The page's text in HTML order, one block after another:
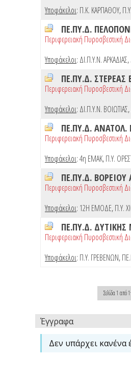
Υποφάκελοι: Π.Κ. ΚΑΡΠΑΘΟΥ,
ΠΕ.ΠΥ.Δ.
Περιφερειακή Πυροσβεστική
Υποφάκελοι: ΔΙ.Π.Υ.Ν. ΑΡΚΑΔΙΑΣ,
ΠΕ.ΠΥ.Δ. ΣΤΕΡΕΑΣ
Περιφερειακή Πυροσβεστική
Υποφάκελοι: ΔΙ.Π.Υ.Ν. ΒΟΙΩΤΙΑΣ,
ΠΕ.ΠΥ.Δ.
Περιφερειακή Πυροσβεστική
Υποφάκελοι:4η ΕΜΑΚ,Π.Υ.
ΠΕ.ΠΥ.Δ. ΒΟΡΕΙΟΥ
Περιφερειακή Πυροσβεστική
Υποφάκελοι: 12Η ΕΜΟΔΕ,Π.Υ.
ΠΕ.ΠΥ.Δ.
Περιφερειακή Πυροσβεστική
Υποφάκελοι: Π.Υ. ΓΡΕΒΕΝΩΝ,
Σελίδα 1 από 1
Έγγραφα
Δεν υπάρχει κανένα